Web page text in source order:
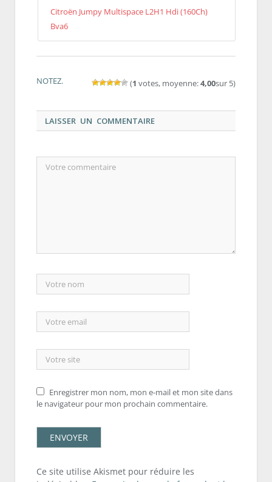
Citroën Jumpy Multispace L2H1 Hdi (160Ch)
Bva6
NOTEZ. (1 votes, moyenne:4,00sur 5)
LAISSER UN COMMENTAIRE
Enregistrer mon nom, mon e-mail et mon site dans
le navigateur pour mon prochain commentaire.
Ce site utilise Akismet pour réduire les